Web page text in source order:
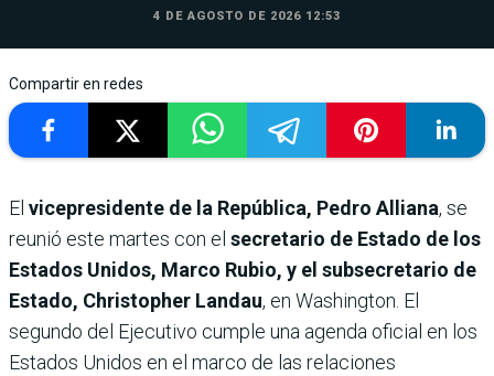
4 DE AGOSTO DE 2026 12:53
Compartir en redes
El vicepresidente de la República, Pedro Alliana, se
reunió este martes con el secretario de Estado de los
Estados Unidos, Marco Rubio, y el subsecretario de
Estado, Christopher Landau, en Washington. El
segundo del Ejecutivo cumple una agenda oficial en los
Estados Unidos en el marco de las relaciones